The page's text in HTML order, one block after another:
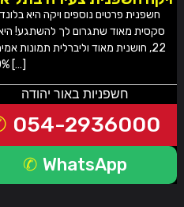
חשפנית פרטים נוספים ויקה היא
סקסית מאוד שתגרום לך להשתגע!
22, חושנית מאוד וליברלית תמונות
100% […]
חשפניות באור יהודה
054-2936000
WhatsApp